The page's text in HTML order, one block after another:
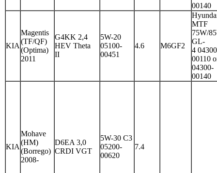
00140
KIA
Magentis
(TF/QF)
(Optima)
2011
G4KK 2,4
HEV Theta
II
5W-20
05100-
00451
4.6 M6GF2
MTF
75W/
GL-
4
00110
04300-
00140
KIA
Mohave
(HM)
(Borrego)
2008-
D6EA 3,0
CRDI VGT
5W-30 C3
05200-
00620
7.4